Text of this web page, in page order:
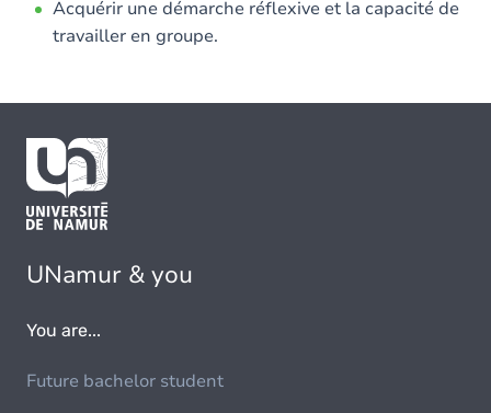
Acquérir une démarche réflexive et la capacité de
travailler en groupe.
UNamur & you
You are...
Future bachelor student